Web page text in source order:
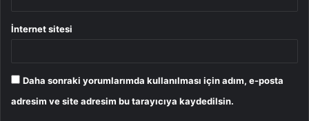
İnternet sitesi
Daha sonraki yorumlarımda kullanılması için adım, e-posta
adresim ve site adresim bu tarayıcıya kaydedilsin.